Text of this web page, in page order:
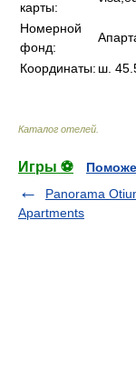
карты:
Номерной
фонд:
Координаты: ш.
Каталог отелей
Игры ⚽
Panorama
Apartments